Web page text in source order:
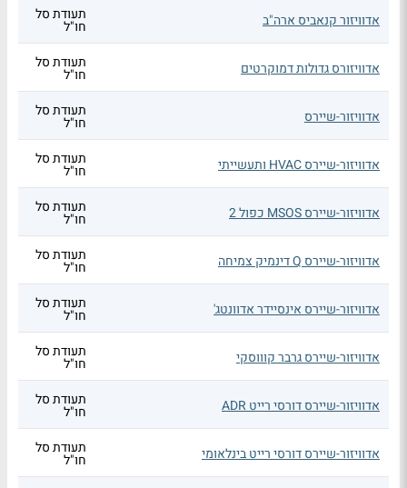
אדוויזור קנאביס ארה"ב תעודת סל
חו"ל
אדוויזורס גדולות דמוקרטים תעודת סל
חו"ל
אדוויזור-שיירס תעודת סל
חו"ל
אדוויזור-שיירס HVAC ותעשייתי תעודת סל
חו"ל
אדוויזור-שיירס MSOS כפול 2 תעודת סל
חו"ל
אדוויזור-שיירס Q דינמיק צמיחה תעודת סל
חו"ל
אדוויזור-שיירס אינסיידר אדוונטג' תעודת סל
חו"ל
אדוויזור-שיירס גרבר קוווסקי תעודת סל
חו"ל
אדוויזור-שיירס דורסי רייט ADR תעודת סל
חו"ל
אדוויזור-שיירס דורסי רייט בינלאומי תעודת סל
חו"ל